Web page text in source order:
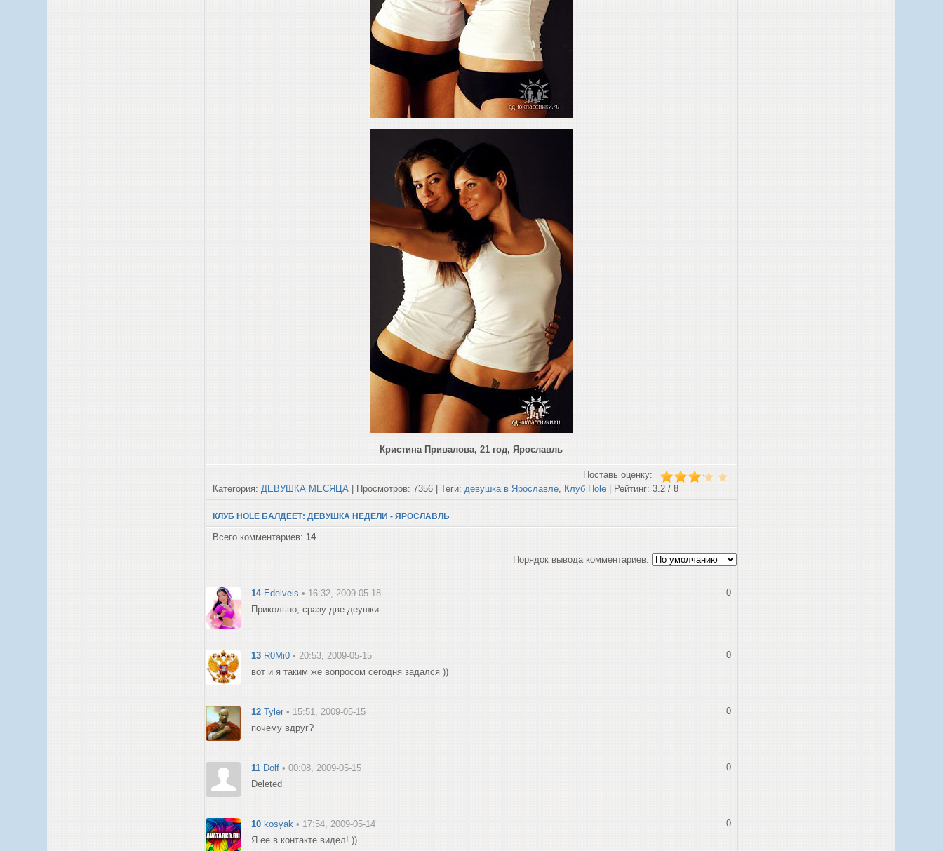
Кристина Привалова, 21 год, Ярославль
Поставь оценку:
Категория:ДЕВУШКА МЕСЯЦА | Просмотров: 7356 | Теги:девушка в Ярославле, Клуб Hole | Рейтинг: 3.2 / 8
КЛУБ HOLE БАЛДЕЕТ: ДЕВУШКА НЕДЕЛИ - ЯРОСЛАВЛЬ
Всего комментариев:14
Порядок вывода комментариев:
0
14 Edelveis • 16:32, 2009-05-18
Прикольно, сразу две деушки
0
13 R0Mi0 • 20:53, 2009-05-15
вот и я таким же вопросом сегодня задался ))
0
12 Tyler • 15:51, 2009-05-15
почему вдруг?
0
11 Dolf • 00:08, 2009-05-15
Deleted
0
10 kosyak • 17:54, 2009-05-14
Я ее в контакте видел! ))